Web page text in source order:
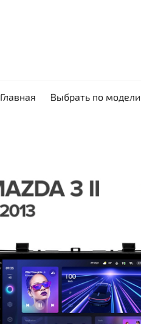
Главная Выбрать по модели